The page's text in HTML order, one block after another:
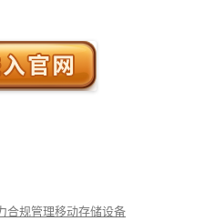
合规管理移动存储设备